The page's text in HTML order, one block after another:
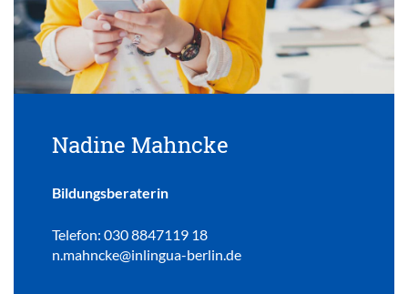
Nadine Mahncke
Bildungsberaterin
Telefon: 030 8847119 18
n.mahncke@inlingua-berlin.de